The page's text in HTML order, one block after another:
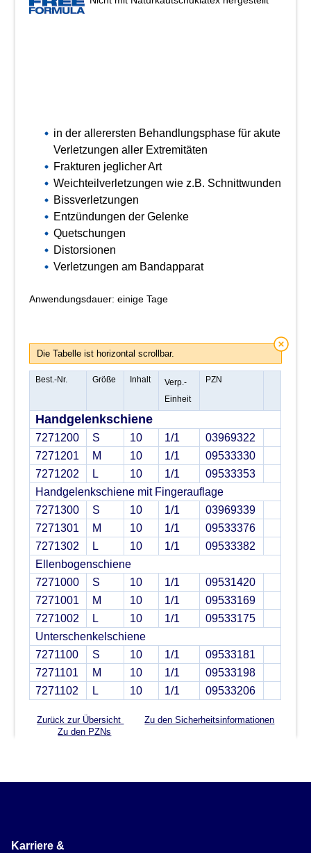
in der allerersten Behandlungsphase für akute
Verletzungen aller Extremitäten
Frakturen jeglicher Art
Weichteilverletzungen wie z.B. Schnittwunden
Bissverletzungen
Entzündungen der Gelenke
Quetschungen
Distorsionen
Verletzungen am Bandapparat
Anwendungsdauer: einige Tage
Die Tabelle ist horizontal scrollbar.
Best.-Nr. Größe Inhalt
Verp.-
Einheit
PZN
Handgelenkschiene
7271200 S 10 1/1
03969322
7271201
M 10 1/1
09533330
7271202
L 10 1/1
09533353
Handgelenkschiene mit Fingerauflage
7271300
S 10 1/1
03969339
7271301
M 10 1/1
09533376
7271302
L 10 1/1
09533382
Ellenbogenschiene
7271000
S 10 1/1
09531420
7271001
M 10 1/1
09533169
7271002
L 10 1/1
09533175
Unterschenkelschiene
7271100
S 10 1/1
09533181
7271101
M 10 1/1
09533198
7271102
L 10 1/1 09533206
Zurück zur Übersicht
Zu den Sicherheitsinformationen
Zu den PZNs
Karriere &